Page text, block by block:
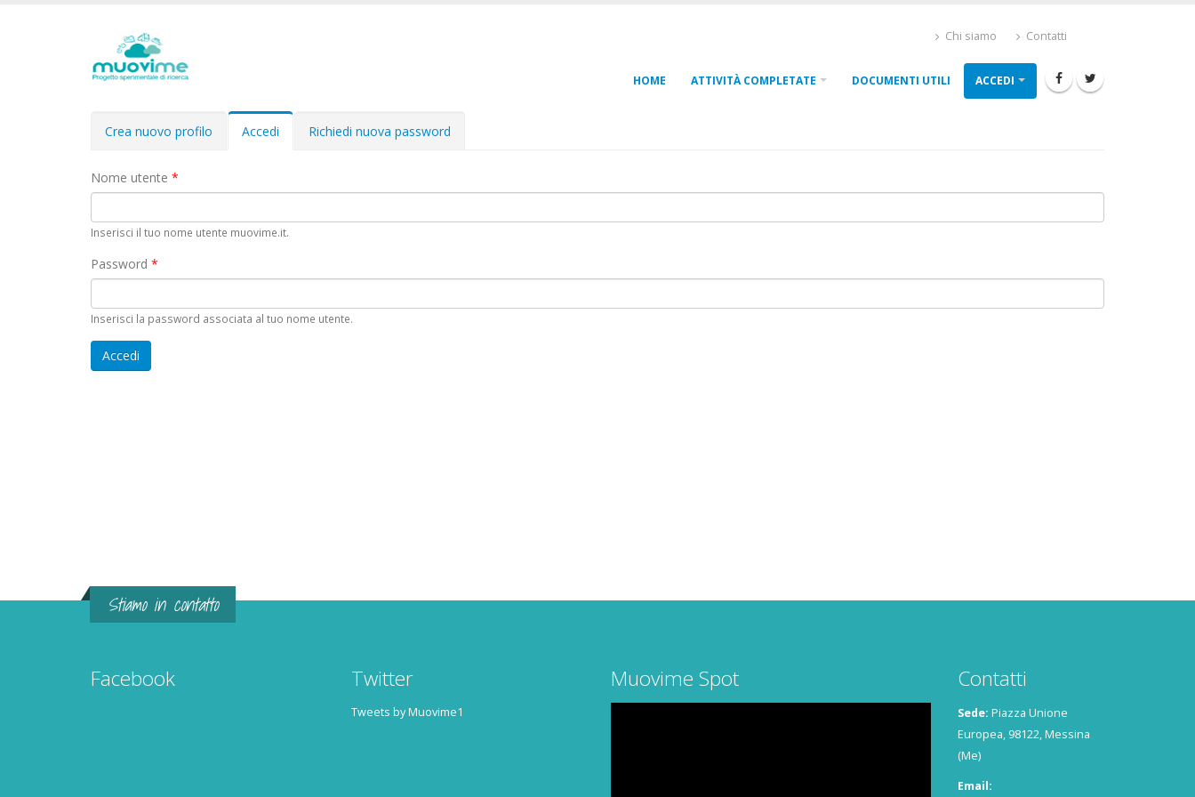
Chi siamo Contatti
HOME ATTIVITÀ COMPLETATE DOCUMENTI UTILI ACCEDI
Schede primarie
Crea nuovo profilo Accedi (schedaRichiedi nuova password
Nome utente *
Inserisci il tuo nome utente muovime.it.
Password *
Inserisci la password associata al tuo nome utente.
Stiamo in contatto
Facebook Twitter
Tweets by Muovime1
Muovime Spot Contatti
Sede: Piazza Unione
Europea, 98122, Messina
(Me)
Email: